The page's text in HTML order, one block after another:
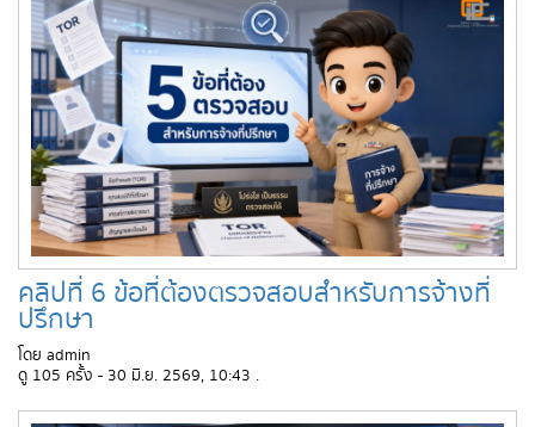
คลิปที่ 6 ข้อที่ต้องตรวจสอบสำหรับการจ้างที่
ปรึกษา
โดย admin
ดู 105 ครั้ง - 30 มิ.ย. 2569, 10:43 .